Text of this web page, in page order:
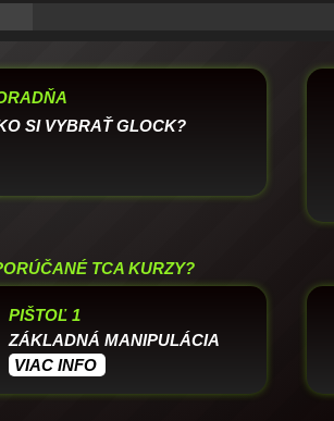
SI VYBRAŤ GLOCK?
TCA KURZY?
PIŠTOĽ 1
ZÁKLADNÁ MANIPULÁCIA
VIAC INFO